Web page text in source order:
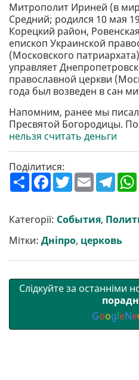
Митрополит Ириней (в
Средний; родился 10 мая
Корецкий район,
епископ Украинской
(Московского
управляет
православной церкви
года был возведен в сан
Напомним, ранее мы
Пресвятой Богородицы.
нельзя считать деньги
Поділитися:
П
о
р
и
т
и
F
a
b
o
o
k
T
w
t
e
r
E
m
l
T
e
g
r
a
m
Категорії: События,
Мітки: Дніпро, церковь
Слідкуйте за останніми
GoogleNe